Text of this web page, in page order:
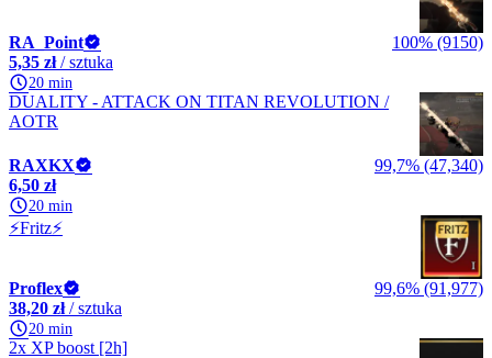
RA_Point
100% (9150)
5,35 zł/ sztuka
20 min
DUALITY - ATTACK ON TITAN REVOLUTION /
AOTR
RAXKX
99,7% (47,340)
6,50 zł
20 min
⚡Fritz⚡
Proflex
99,6% (91,977)
38,20 zł/ sztuka
20 min
2x XP boost [2h]